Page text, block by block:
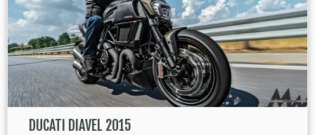
DUCATI DIAVEL 2015